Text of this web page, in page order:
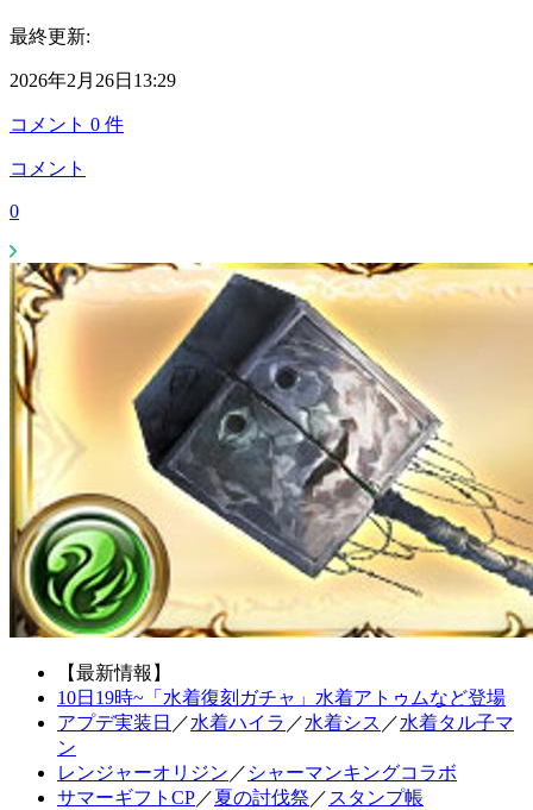
最終更新:
2026年2月26日13:29
コメント 0 件
コメント
0
【最新情報】
10日19時~「水着復刻ガチャ」水着アトゥムなど登場
アプデ実装日 ／水着ハイラ ／水着シス ／水着タル子マ
ン
レンジャーオリジン ／ シャーマンキングコラボ
サマーギフトCP／夏の討伐祭 ／ スタンプ帳